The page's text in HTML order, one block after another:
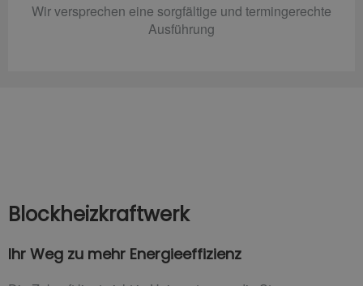
Wir versprechen eine sorgfältige und termingerechte
Ausführung
Blockheizkraftwerk
Ihr Weg zu mehr Energieeffizienz